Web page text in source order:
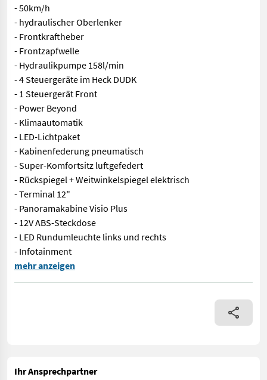
- 50km/h
- hydraulischer Oberlenker
- Frontkraftheber
- Frontzapfwelle
- Hydraulikpumpe 158l/min
- 4 Steuergeräte im Heck DUDK
- 1 Steuergerät Front
- Power Beyond
- Klimaautomatik
- LED-Lichtpaket
- Kabinenfederung pneumatisch
- Super-Komfortsitz luftgefedert
- Rückspiegel + Weitwinkelspiegel elektrisch
- Terminal 12"
- Panoramakabine Visio Plus
- 12V ABS-Steckdose
- LED Rundumleuchte links und rechts
- Infotainment
Angeboten wird ein neuer Fendt 516 Vario Gen3 Profi+
mehr anzeigen
Ihr Ansprechpartner